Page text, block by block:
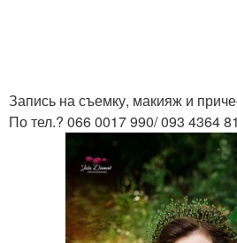
Запись на съемку, макияж и
По тел.? 066 0017 990/ 093 4364